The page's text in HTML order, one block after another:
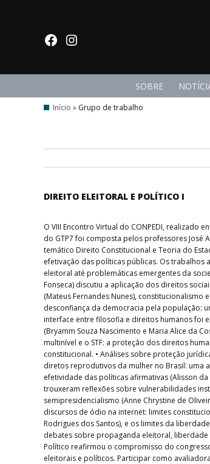
facebookInstagram
SOBRE
Início » Grupo de trabalho
DIREITO ELEITORAL E POLÍTICO I
O VIII Encontro Virtual do CONPEDI,
do GTP7 foi composta pelos professores José
temático Direito Constitucional e Teoria do
efetivação das políticas públicas. Os
eleitoral até problemáticas emergentes da
Fonseca) discutiu a aplicação dos direitos
(Mateus Fernandes Nunes),
desconfiança da democracia pela população:
interface entre filosofia e direitos humanos foi
(Bryamm Souza Nascimento e Maria Alice da
multinível e o STF: a proteção dos direitos
constitucional. • Análises sobre proteção
diretos reprodutivos da mulher no Brasil: uma
efetividade das políticas afirmativas (Alisson
trouxeram reflexões sobre vulnerabilidades
semipresidencialismo (Anne Chrystine de
discursos de ódio na internet: limites
Rodrigues dos Santos), e os limites da
debates sobre propaganda eleitoral, liberdade
Político reafirmou o compromisso do
eleitorais e políticos. Participar como